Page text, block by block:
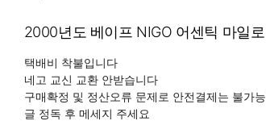
2000년도 베이프 NIGO 어센틱 마일
택배비 착불입니다
네고 교신 교환 안받습니다
구매확정 및 정산오류 문제로 안전결제는 불가
글 정독 후 메세지 주세요